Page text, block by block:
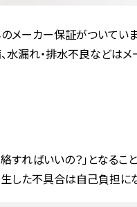
ーカー保証がついてい
漏れ・排水不良などは
ればいいの？」となること
た不具合は自己負担に